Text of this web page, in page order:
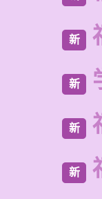
新
新
新
新